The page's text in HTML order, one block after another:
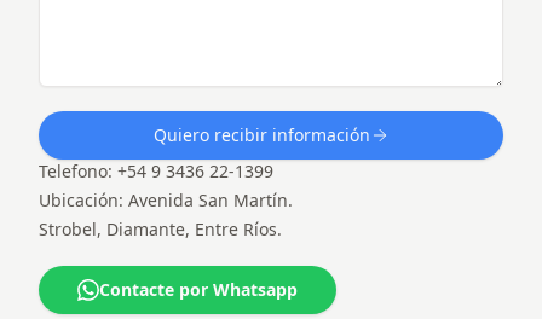
Telefono: +54 9 3436 22-1399
Ubicación: Avenida San Martín.
Strobel, Diamante, Entre Ríos.
Contacte por Whatsapp
Quiero recibir información